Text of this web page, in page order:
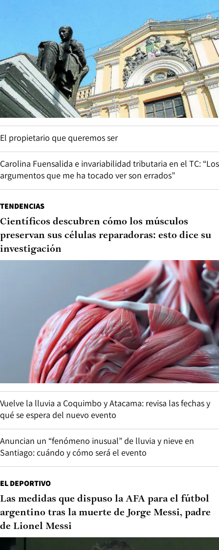
El propietario que queremos ser
Carolina Fuensalida e invariabilidad tributaria en el TC: “Los
argumentos que me ha tocado ver son errados”
TENDENCIAS
Científicos descubren cómo los músculos
preservan sus células reparadoras: esto dice su
investigación
Vuelve la lluvia a Coquimbo y Atacama: revisa las fechas y
qué se espera del nuevo evento
Anuncian un “fenómeno inusual” de lluvia y nieve en
Santiago: cuándo y cómo será el evento
EL DEPORTIVO
Las medidas que dispuso la AFA para el fútbol
argentino tras la muerte de Jorge Messi, padre
de Lionel Messi